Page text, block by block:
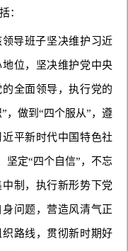
：
领导班子坚决维护习近
位，坚决维护党中央
全面领导，执行党的
，做到“四个服从”，遵
平新时代中国特色社
坚定“四个自信”，不忘
制，执行新形势下党
问题，营造风清气正
路线，贯彻新时期好